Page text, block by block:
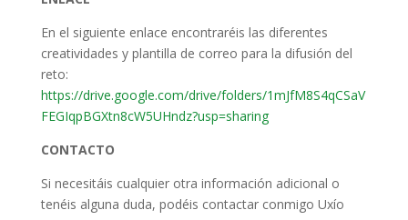
En el siguiente enlace encontraréis las diferentes
creatividades y plantilla de correo para la difusión del
reto:
https://drive.google.com/drive/folders/1mJfM8S4qCSaV
FEGIqpBGXtn8cW5UHndz?usp=sharing
CONTACTO
Si necesitáis cualquier otra información adicional o
tenéis alguna duda, podéis contactar conmigo Uxío